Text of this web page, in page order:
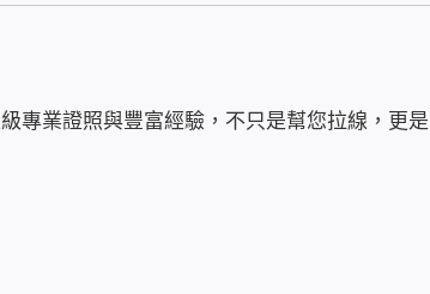
專業證照與豐富經驗，不只是幫您拉線，更是